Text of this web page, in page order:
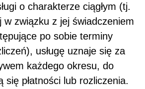
o charakterze ciągłym (tj.
w związku z jej świadczeniem
po sobie terminy
usługę uznaje się za
każdego okresu, do
się płatności lub rozliczenia.